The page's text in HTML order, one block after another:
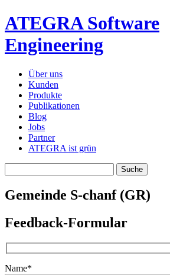
ATEGRA Software
Engineering
Über uns
Kunden
Produkte
Publikationen
Blog
Jobs
Partner
ATEGRA ist grün
Gemeinde S-chanf (GR)
Feedback-Formular
Name*